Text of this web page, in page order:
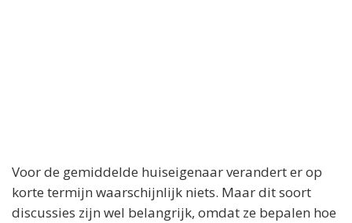
Voor de gemiddelde huiseigenaar verandert er op
korte termijn waarschijnlijk niets. Maar dit soort
discussies zijn wel belangrijk, omdat ze bepalen hoe